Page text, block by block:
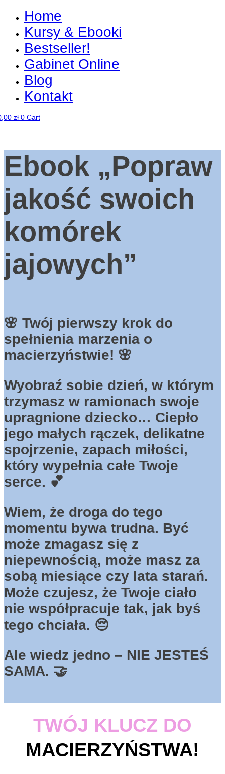
Home
Kursy & Ebooki
Bestseller!
Gabinet Online
Blog
Kontakt
zł 0 Cart
Ebook „Popraw
jakość swoich
komórek
jajowych”
🌸 Twój pierwszy krok do
spełnienia marzenia o
macierzyństwie! 🌸
Wyobraź sobie dzień, w którym
trzymasz w ramionach swoje
upragnione dziecko… Ciepło
jego małych rączek, delikatne
spojrzenie, zapach miłości,
który wypełnia całe Twoje
serce. 💕
Wiem, że droga do tego
momentu bywa trudna. Być
może zmagasz się z
niepewnością, może masz za
sobą miesiące czy lata starań.
Może czujesz, że Twoje ciało
nie współpracuje tak, jak byś
tego chciała. 😔
Ale wiedz jedno – NIE JESTEŚ
SAMA. 🤝
TWÓJ KLUCZ DO
MACIERZYŃSTWA!